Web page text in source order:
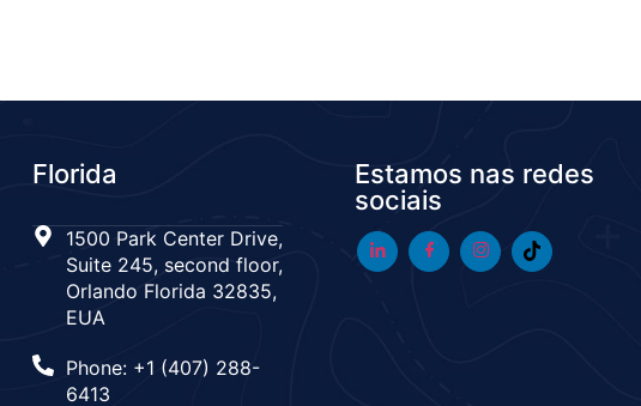
Florida
1500 Park Center Drive,
Suite 245, second floor,
Orlando Florida 32835,
EUA
Phone: +1 (407) 288-
6413
Estamos nas redes
sociais